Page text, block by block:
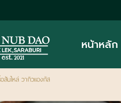
หน้าหลัก
สันไหล่ วากิวแองกัส